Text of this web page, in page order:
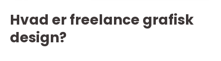
Hvad er freelance grafisk
design?